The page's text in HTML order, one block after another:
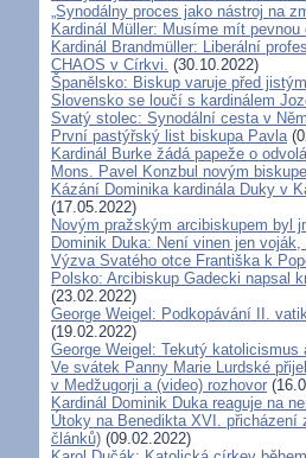
„Synodálny proces jako nástroj na
Kardinál Müller: Musíme mít
Kardinál Brandmüller: Liberální
CHAOS v Církvi. (30.10.2022)
Španělsko: Biskup varuje před
Slovensko se loučí s kardinálem
Svatý stolec: Synodální cesta v
První pastýřský list biskupa Pavla
Kardinál Burke žádá papeže o
Mons. Pavel Konzbul novým
Kázání Dominika kardinála Duky v
(17.05.2022)
Novým pražským arcibiskupem byl
Dominik Duka: Není vinen jen
Výzva Svatého otce Františka k
Polsko: Arcibiskup Gadecki napsal
(23.02.2022)
George Weigel: Podkopávání II.
(19.02.2022)
George Weigel: Tekutý
Ve svátek Panny Marie Lurdské
v Medžugorji a (video) rozhovor
Kardinál Dominik Duka reaguje na
Útoky na Benedikta XVI.
článků) (09.02.2022)